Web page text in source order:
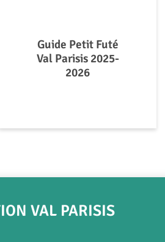
Guide Petit Futé
Val Parisis 2025-
2026
VAL PARISIS